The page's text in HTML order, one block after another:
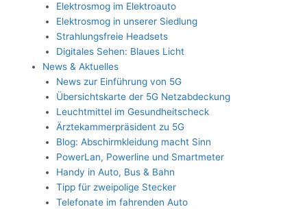
Elektrosmog im Elektroauto
Elektrosmog in unserer Siedlung
Strahlungsfreie Headsets
Digitales Sehen: Blaues Licht
News & Aktuelles
News zur Einführung von 5G
Übersichtskarte der 5G Netzabdeckung
Leuchtmittel im Gesundheitscheck
Ärztekammerpräsident zu 5G
Blog: Abschirmkleidung macht Sinn
PowerLan, Powerline und Smartmeter
Handy in Auto, Bus & Bahn
Tipp für zweipolige Stecker
Telefonate im fahrenden Auto